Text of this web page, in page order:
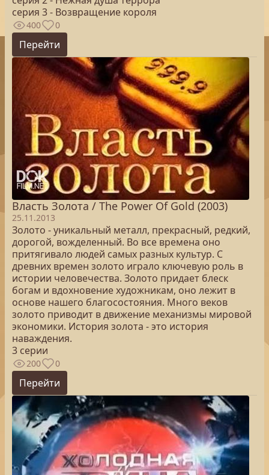
серия 3 - Возвращение короля
400 0
Перейти
Власть Золота / The Power Of Gold (2003)
25.11.2013
Золото - уникальный металл, прекрасный, редкий,
дорогой, вожделенный. Во все времена оно
притягивало людей самых разных культур. С
древних времен золото играло ключевую роль в
истории человечества. Золото придает блеск
богам и вдохновение художникам, оно лежит в
основе нашего благосостояния. Много веков
золото приводит в движение механизмы мировой
экономики. История золота - это история
наваждения.
3 серии
200 0
Перейти